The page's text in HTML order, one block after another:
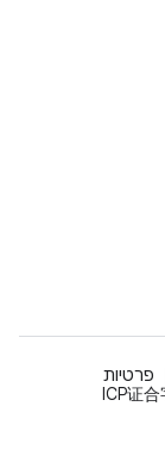
פרטיות
ICP证